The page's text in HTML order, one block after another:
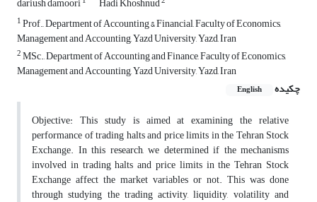
1Prof., Department of Accounting & Financial, Faculty of Economics,
Management and Accounting, Yazd University, Yazd, Iran
2MSc., Department of Accounting and Finance, Faculty of Economics,
Management and Accounting, Yazd University, Yazd, Iran
چکیده
English
Objective: This study is aimed at examining the relative
performance of trading halts and price limits in the Tehran Stock
Exchange. In this research, we determined if the mechanisms
involved in trading halts and price limits in the Tehran Stock
Exchange affect the market variables or not. This was done
through studying the trading activity, liquidity, volatility and